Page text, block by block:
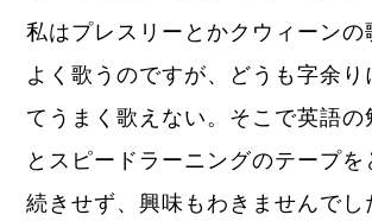
私はプレスリーとかクウィーンの
よく歌うのですが、どうも字余り
てうまく歌えない。そこで英語の
とスピードラーニングのテープを
続きせず、興味もわきませんでし